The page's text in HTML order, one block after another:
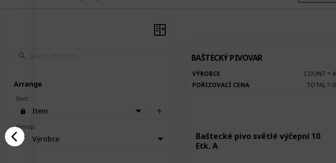
BAŠTECKÝ PIVOVAR
VÝROBCE COUNT = 4
POŘIZOVACÍ CENA
TOTAL = 0
Baštecké pivo světlé výčepní 10
Etk. A
Arrange
Sort:
Item
Group:
Výrobce